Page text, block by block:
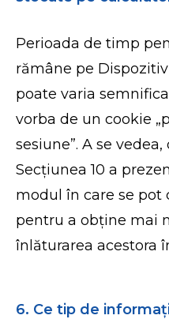
Perioada de timp
rămâne pe
poate varia
vorba de un cookie
sesiune”. A se
Secțiunea 10 a
modul în care se pot
pentru a obține mai
înlăturarea acestora
6. Ce tip de